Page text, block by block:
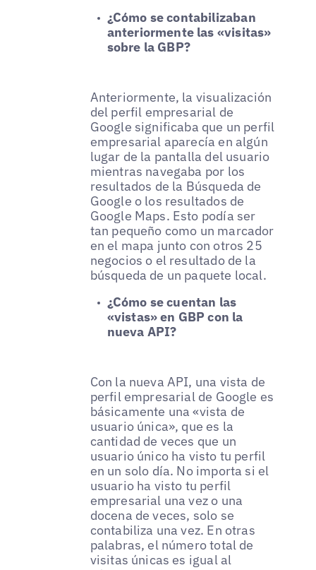
¿Cómo se contabilizaban
anteriormente las «visitas»
sobre la GBP?
Anteriormente, la visualización
del perfil empresarial de
Google significaba que un perfil
empresarial aparecía en algún
lugar de la pantalla del usuario
mientras navegaba por los
resultados de la Búsqueda de
Google o los resultados de
Google Maps. Esto podía ser
tan pequeño como un marcador
en el mapa junto con otros 25
negocios o el resultado de la
búsqueda de un paquete local.
¿Cómo se cuentan las
«vistas» en GBP con la
nueva API?
Con la nueva API, una vista de
perfil empresarial de Google es
básicamente una «vista de
usuario única», que es la
cantidad de veces que un
usuario único ha visto tu perfil
en un solo día. No importa si el
usuario ha visto tu perfil
empresarial una vez o una
docena de veces, solo se
contabiliza una vez. En otras
palabras, el número total de
visitas únicas es igual al